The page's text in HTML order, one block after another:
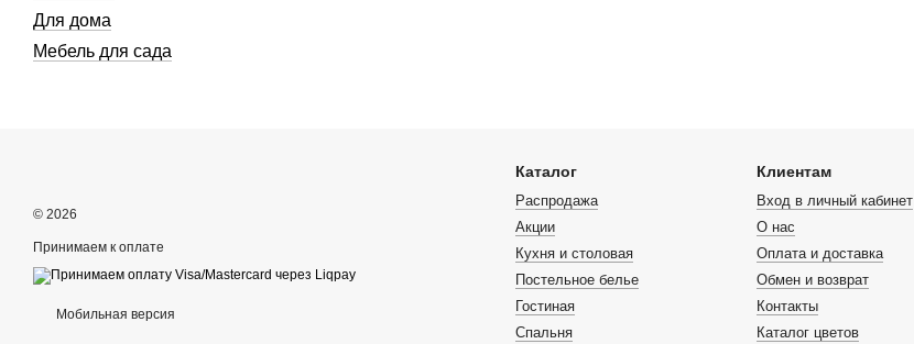
Для дома
Мебель для сада
© 2026
Принимаем к оплате
Мобильная версия
Каталог
Распродажа
Акции
Кухня и столовая
Постельное белье
Гостиная
Спальня
Клиентам
Вход в личный кабинет
О нас
Оплата и доставка
Обмен и возврат
Контакты
Каталог цветов